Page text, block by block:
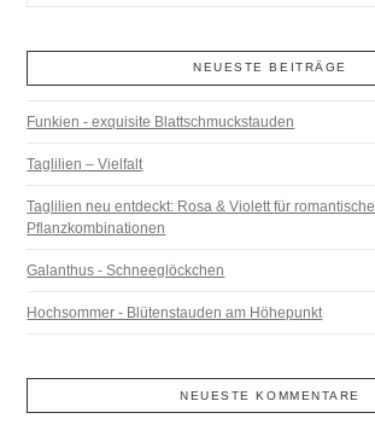
NEUESTE BEITRÄGE
Funkien - exquisite Blattschmuckstauden
Taglilien – Vielfalt
Taglilien neu entdeckt: Rosa & Violett für romantische
Pflanzkombinationen
Galanthus - Schneeglöckchen
Hochsommer - Blütenstauden am Höhepunkt
NEUESTE KOMMENTARE